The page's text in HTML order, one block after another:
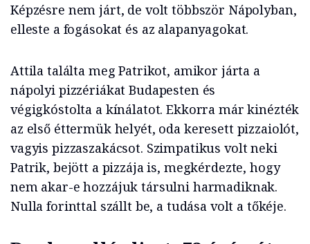
Képzésre nem járt, de volt többször Nápolyban,
elleste a fogásokat és az alapanyagokat.
Attila találta meg Patrikot, amikor járta a
nápolyi pizzériákat Budapesten és
végigkóstolta a kínálatot. Ekkorra már kinézték
az első éttermük helyét, oda keresett pizzaiolót,
vagyis pizzaszakácsot. Szimpatikus volt neki
Patrik, bejött a pizzája is, megkérdezte, hogy
nem akar-e hozzájuk társulni harmadiknak.
Nulla forinttal szállt be, a tudása volt a tőkéje.